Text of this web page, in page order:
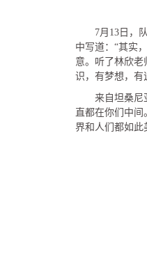
7月13日，
中写道：“其实
意。听了林欣
识，有梦想，
来自坦桑尼
直都在你们中
界和人们都如